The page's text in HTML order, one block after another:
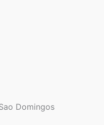
Domingos